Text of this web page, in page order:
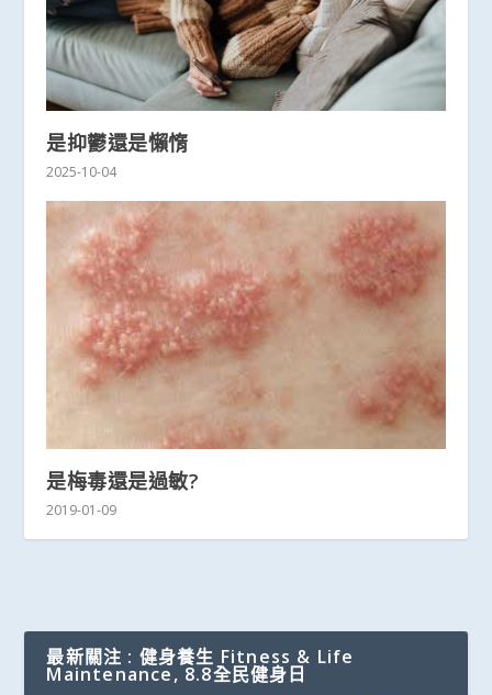
是抑鬱還是懶惰
2025-10-04
是梅毒還是過敏?
2019-01-09
最新關注 : 健身養生 Fitness & Life
Maintenance, 8.8全民健身日